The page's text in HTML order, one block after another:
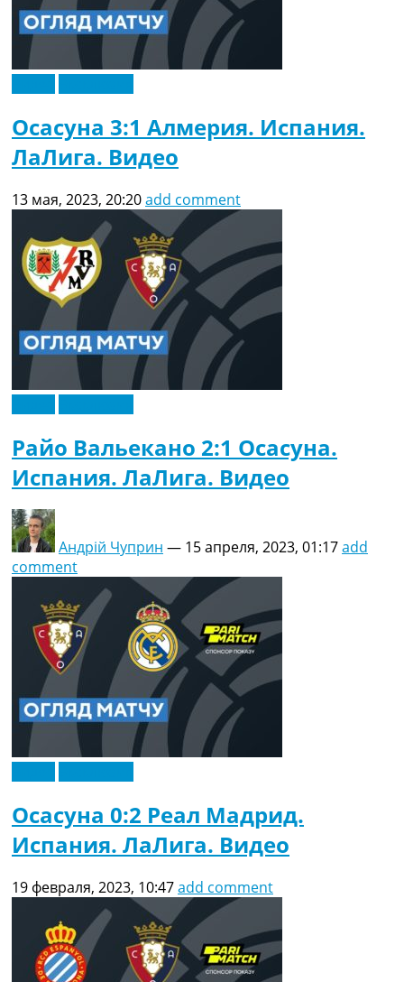
Осасуна 3:1 Алмерия. Испания.
ЛаЛига. Видео
13 мая, 2023, 20:20add comment
Райо Вальекано 2:1 Осасуна.
Испания. ЛаЛига. Видео
Андрій Чуприн — 15 апреля, 2023, 01:17add
comment
Осасуна 0:2 Реал Мадрид.
Испания. ЛаЛига. Видео
19 февраля, 2023, 10:47add comment